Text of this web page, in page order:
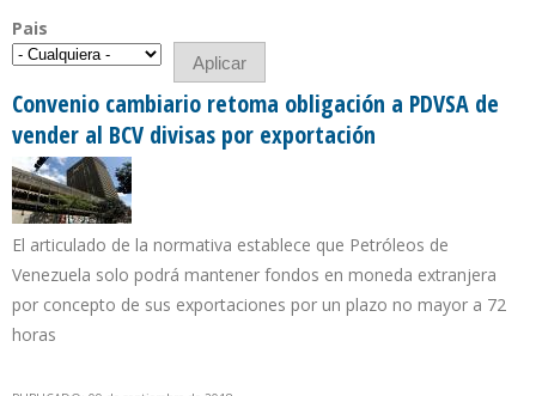
Pais
Convenio cambiario retoma obligación a PDVSA de
vender al BCV divisas por exportación
El articulado de la normativa establece que Petróleos de
Venezuela solo podrá mantener fondos en moneda extranjera
por concepto de sus exportaciones por un plazo no mayor a 72
horas